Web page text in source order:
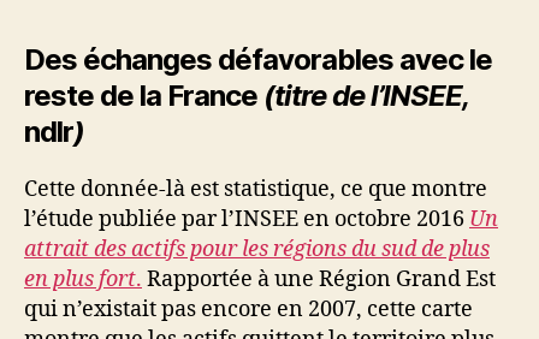
Des échanges défavorables avec le
reste de la France (titre de l’INSEE,
ndlr)
Cette donnée-là est statistique, ce que montre
l’étude publiée par l’INSEE en octobre 2016 Un
attrait des actifs pour les régions du sud de plus
en plus fort. Rapportée à une Région Grand Est
qui n’existait pas encore en 2007, cette carte